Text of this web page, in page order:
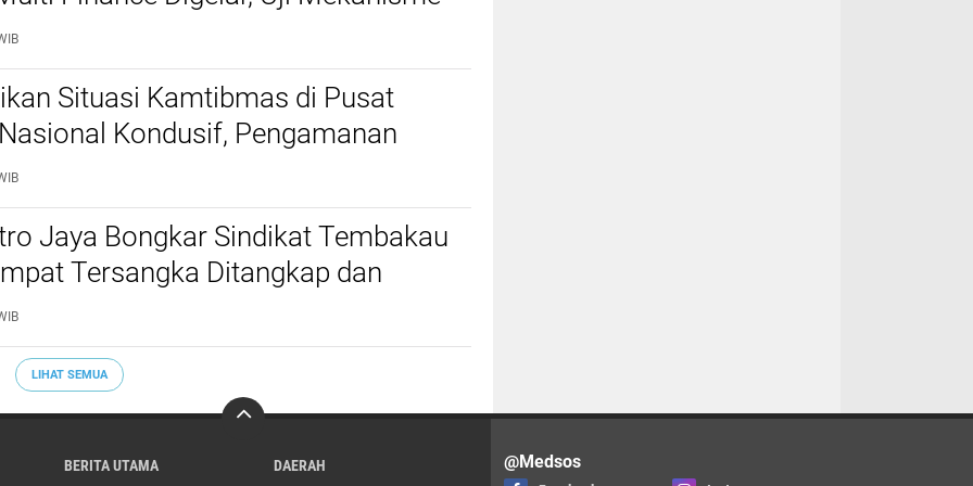
Jadi Sorotan
Situasi Kamtibmas di Pusat
Kondusif, Pengamanan
Diperketat
Jaya Bongkar Sindikat Tembakau
Tersangka Ditangkap dan
Kilogram Barang Bukti Disita
LIHAT SEMUA
BERITA UTAMA
DAERAH
@Medsos